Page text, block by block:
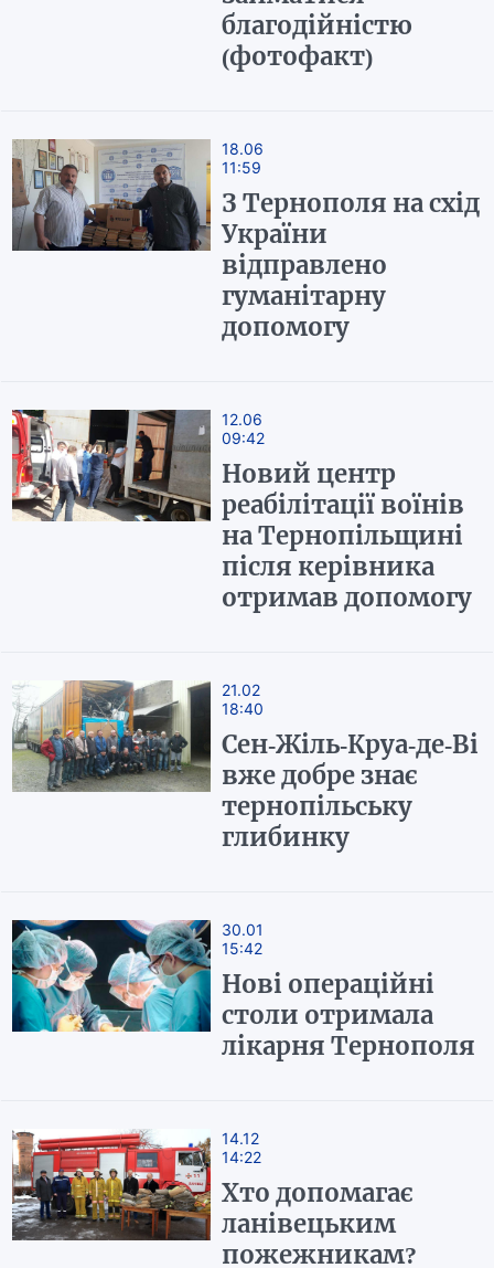
благодійністю
(фотофакт)
18.06
11:59
З Тернополя на схід
України
відправлено
гуманітарну
допомогу
12.06
09:42
Новий центр
реабілітації воїнів
на Тернопільщині
після керівника
отримав допомогу
21.02
18:40
Сен-Жіль-Круа-де-Ві
вже добре знає
тернопільську
глибинку
30.01
15:42
Нові операційні
столи отримала
лікарня Тернополя
14.12
14:22
Хто допомагає
ланівецьким
пожежникам?